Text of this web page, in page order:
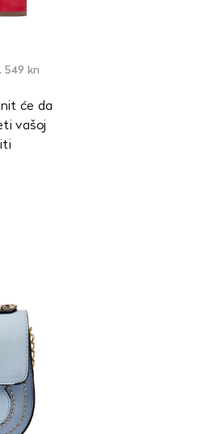
549 kn
će da
vašoj